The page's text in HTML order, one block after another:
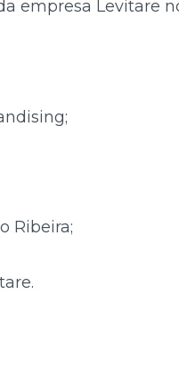
empresa Levitare
Ribeira;